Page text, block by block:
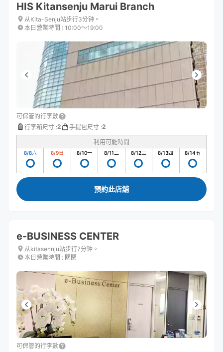
HIS Kitansenju Marui Branch
从Kita-Senju站步行3分钟。
本日營業時間 : 10:00〜19:00
可保管的行李數
行李箱尺寸 :2 手提包尺寸 :2
利用可能時間
8/8六 8/9日 8/10一 8/11二 8/12三 8/13四 8/14五
預約此店舖
e-BUSINESS CENTER
从kitasennju站步行7分钟。
本日營業時間 : 關閉
可保管的行李數